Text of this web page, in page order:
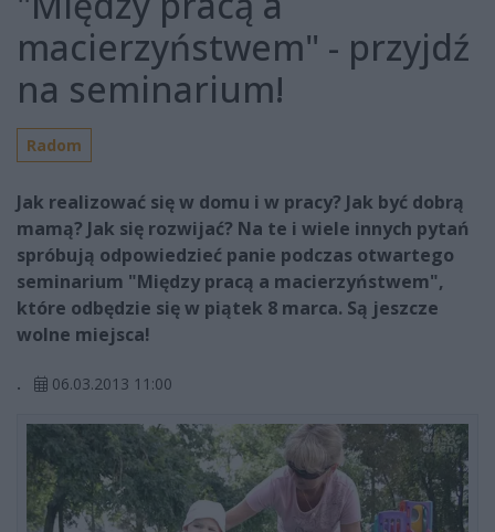
macierzyństwem" - przyjdź
na seminarium!
Radom
Jak realizować się w domu i w pracy? Jak być dobrą
mamą? Jak się rozwijać? Na te i wiele innych pytań
spróbują odpowiedzieć panie podczas otwartego
seminarium "Między pracą a macierzyństwem",
które odbędzie się w piątek 8 marca. Są jeszcze
wolne miejsca!
. 06.03.2013 11:00